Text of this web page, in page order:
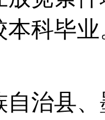
本科毕
自治县